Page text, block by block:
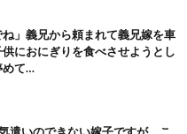
ね」義兄から頼まれて義兄嫁を車
におにぎりを食べさせようとし
めて…